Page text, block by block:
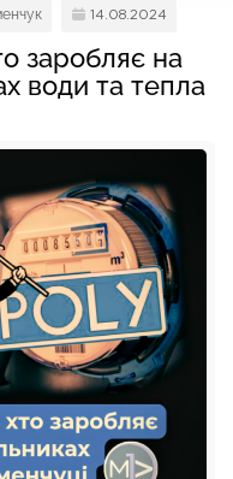
14.08.2024
заробляє на
води та тепла